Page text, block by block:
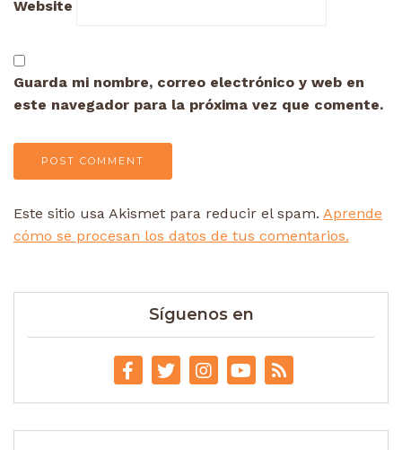
Website
Guarda mi nombre, correo electrónico y web en
este navegador para la próxima vez que comente.
Este sitio usa Akismet para reducir el spam. Aprende
cómo se procesan los datos de tus comentarios.
Síguenos en